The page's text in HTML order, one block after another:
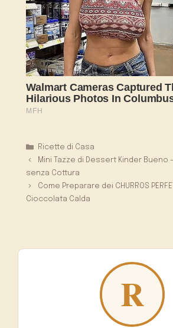
Categorie
Ricette di Casa
Mini Tazze di Dessert Kinder Bueno
senza Cottura
Come Preparare dei CHURROS
Cioccolata Calda